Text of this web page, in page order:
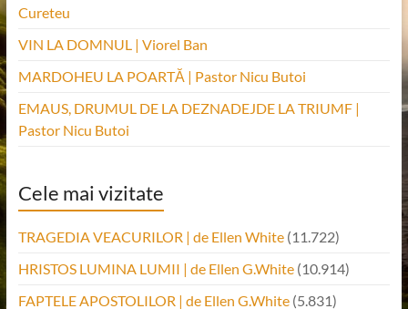
Cureteu
VIN LA DOMNUL | Viorel Ban
MARDOHEU LA POARTĂ | Pastor Nicu Butoi
EMAUS, DRUMUL DE LA DEZNADEJDE LA TRIUMF |
Pastor Nicu Butoi
Cele mai vizitate
TRAGEDIA VEACURILOR | de Ellen White (11.722)
HRISTOS LUMINA LUMII | de Ellen G.White (10.914)
FAPTELE APOSTOLILOR | de Ellen G.White (5.831)